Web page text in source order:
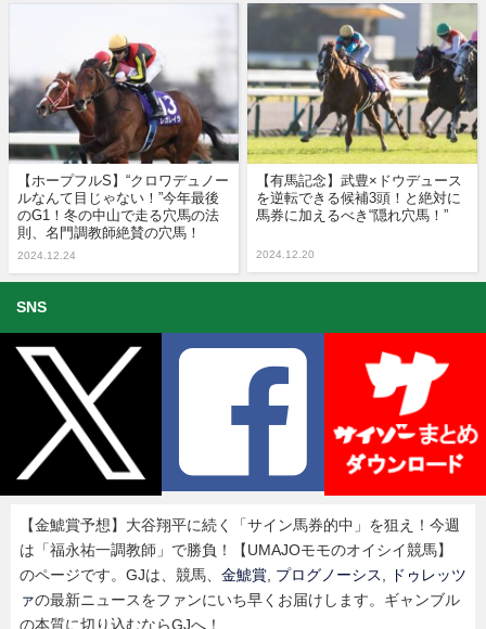
【ホープフルS】“クロワデュノー
ルなんて目じゃない！”今年最後
のG1！冬の中山で走る穴馬の法
則、名門調教師絶賛の穴馬！
2024.12.24
【有馬記念】武豊×ドウデュース
を逆転できる候補3頭！と絶対に
馬券に加えるべき“隠れ穴馬！”
2024.12.20
SNS
【金鯱賞予想】大谷翔平に続く「サイン馬券的中」を狙え！今週
は「福永祐一調教師」で勝負！【UMAJOモモのオイシイ競馬】
のページです。GJは、競馬、 金鯱賞 プログノーシス
ドゥレッツ
ァの最新ニュースをファンにいち早くお届けします。ギャンブル
の本質に切り込むならGJへ！